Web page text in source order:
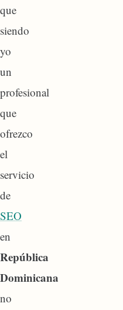
que
siendo
yo
un
profesional
que
ofrezco
el
servicio
de
SEO
en
República
Dominicana
no